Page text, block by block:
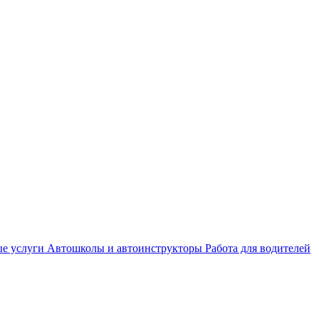
услуги Автошколы и автоинструкторы Работа для водителей